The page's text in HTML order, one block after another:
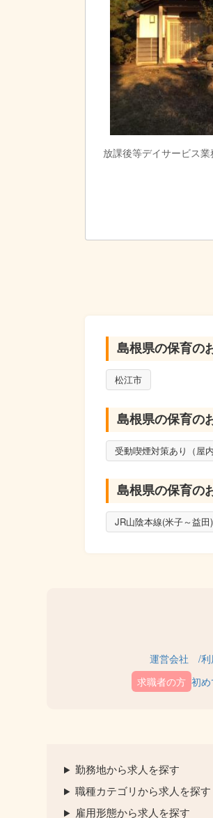
放課後等デイサービス
島根県の保育の
松江市
島根県の保育の
受動喫煙対策あり（屋内
島根県の保育の
JR山陰本線(米子～益田)
運営会社
初
勤務地から求人を探す
職種カテゴリから求人を探す
雇用形態から求人を探す